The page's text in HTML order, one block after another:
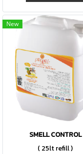
New
SMELL CONTROL
( 25lt refill )